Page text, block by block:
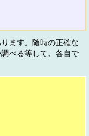
ます。随時の正確な
べる等して、各自で